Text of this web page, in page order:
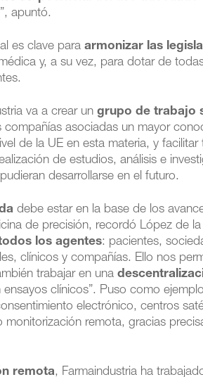
apuntó.
es clave paraarmonizar las
y, a su vez, para dotar de
va a crear ungrupo de trabajo
asociadas un mayor
de la UE en esta materia, y facilitar
de estudios, análisis e
desarrollarse en el futuro.
debe estar en la base de los
de precisión, recordó López de
los agentes: pacientes,
clínicos y compañías. Ello nos
trabajar en una
clínicos”. Puso como
electrónico, centros
remota, gracias
remota, Farmaindustria ha